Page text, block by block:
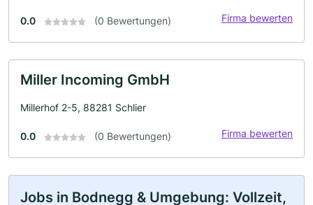
0.0 (0 Bewertungen) Firma bewerten
Miller Incoming GmbH
Millerhof 2-5, 88281 Schlier
0.0 (0 Bewertungen) Firma bewerten
Jobs in Bodnegg & Umgebung: Vollzeit,